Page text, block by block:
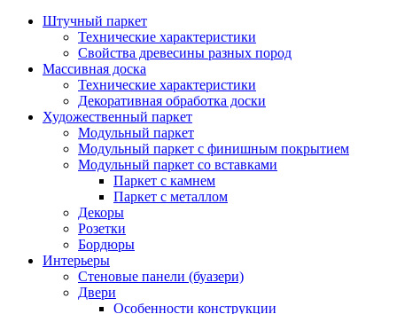
Штучный паркет
Технические характеристики
Свойства древесины разных пород
Массивная доска
Технические характеристики
Декоративная обработка доски
Художественный паркет
Модульный паркет
Модульный паркет с финишным покрытием
Модульный паркет со вставками
Паркет с камнем
Паркет с металлом
Декоры
Розетки
Бордюры
Интерьеры
Стеновые панели (буазери)
Двери
Особенности конструкции